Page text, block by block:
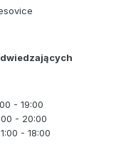
- 19:00
- 20:00
- 18:00